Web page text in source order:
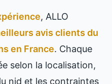
, ALLO
avis clients du
en France. Chaque
selon la localisation,
nid et les contraintes